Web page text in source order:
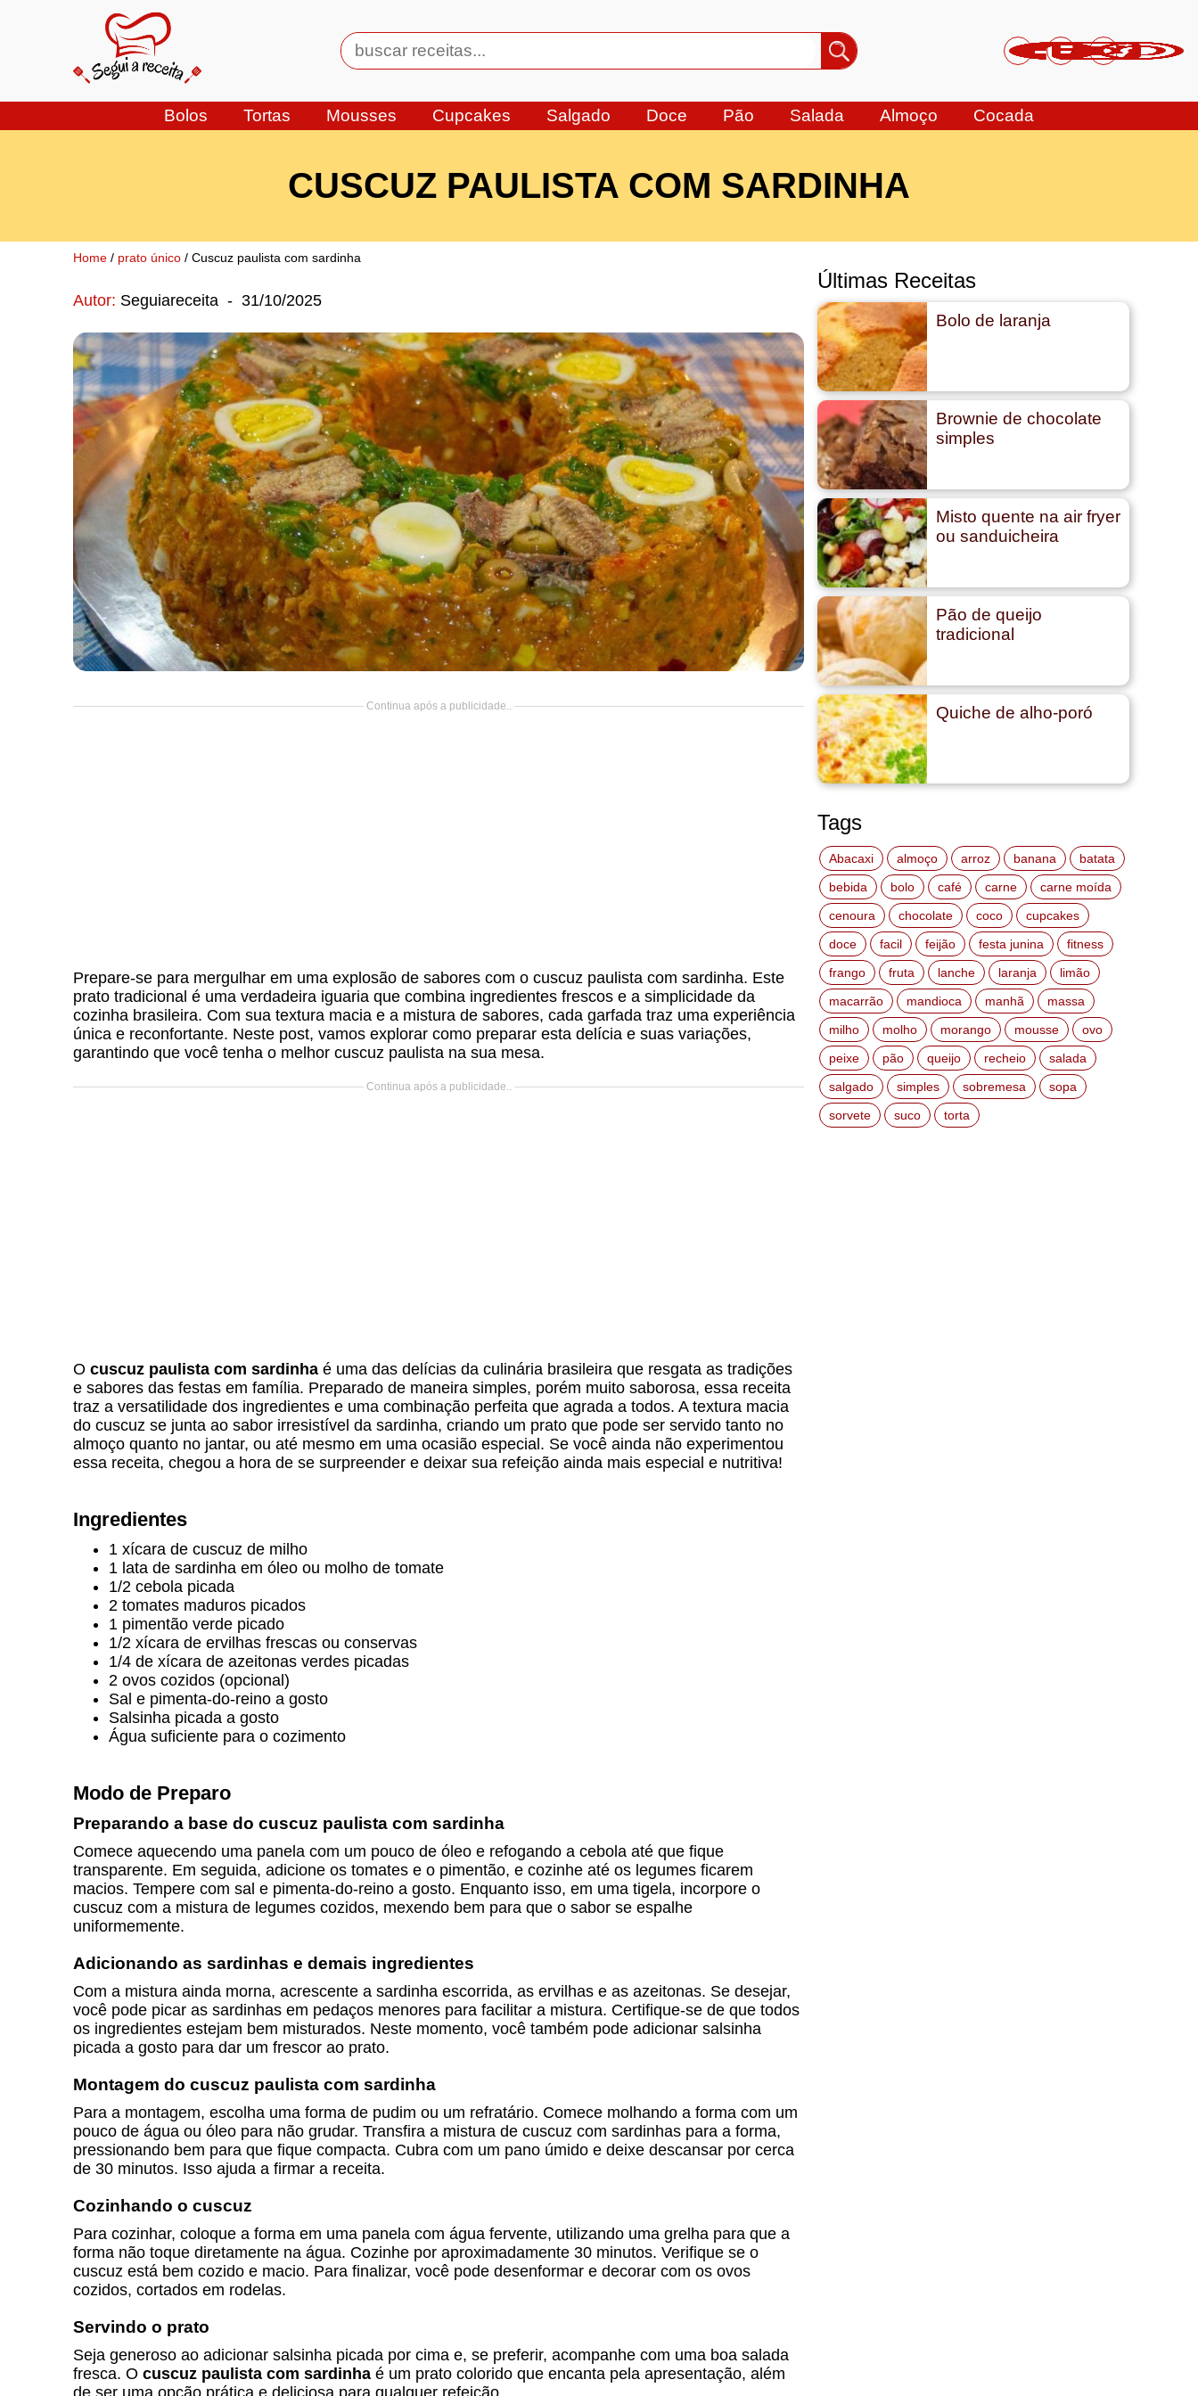
Bolos Tortas Mousses Cupcakes Salgado Doce Pão Salada Almoço Cocada
CUSCUZ PAULISTA COM SARDINHA
Home / prato único / Cuscuz paulista com sardinha
Autor: Seguiareceita - 31/10/2025
Continua após a publicidade..
Prepare-se para mergulhar em uma explosão de sabores com o cuscuz paulista com sardinha. Este
prato tradicional é uma verdadeira iguaria que combina ingredientes frescos e a simplicidade da
cozinha brasileira. Com sua textura macia e a mistura de sabores, cada garfada traz uma experiência
única e reconfortante. Neste post, vamos explorar como preparar esta delícia e suas variações,
garantindo que você tenha o melhor cuscuz paulista na sua mesa.
Continua após a publicidade..
O cuscuz paulista com sardinha é uma das delícias da culinária brasileira que resgata as tradições
e sabores das festas em família. Preparado de maneira simples, porém muito saborosa, essa receita
traz a versatilidade dos ingredientes e uma combinação perfeita que agrada a todos. A textura macia
do cuscuz se junta ao sabor irresistível da sardinha, criando um prato que pode ser servido tanto no
almoço quanto no jantar, ou até mesmo em uma ocasião especial. Se você ainda não experimentou
essa receita, chegou a hora de se surpreender e deixar sua refeição ainda mais especial e nutritiva!
Ingredientes
1 xícara de cuscuz de milho
1 lata de sardinha em óleo ou molho de tomate
1/2 cebola picada
2 tomates maduros picados
1 pimentão verde picado
1/2 xícara de ervilhas frescas ou conservas
1/4 de xícara de azeitonas verdes picadas
2 ovos cozidos (opcional)
Sal e pimenta-do-reino a gosto
Salsinha picada a gosto
Água suficiente para o cozimento
Modo de Preparo
Preparando a base do cuscuz paulista com sardinha
Comece aquecendo uma panela com um pouco de óleo e refogando a cebola até que fique
transparente. Em seguida, adicione os tomates e o pimentão, e cozinhe até os legumes ficarem
macios. Tempere com sal e pimenta-do-reino a gosto. Enquanto isso, em uma tigela, incorpore o
cuscuz com a mistura de legumes cozidos, mexendo bem para que o sabor se espalhe
uniformemente.
Adicionando as sardinhas e demais ingredientes
Com a mistura ainda morna, acrescente a sardinha escorrida, as ervilhas e as azeitonas. Se desejar,
você pode picar as sardinhas em pedaços menores para facilitar a mistura. Certifique-se de que todos
os ingredientes estejam bem misturados. Neste momento, você também pode adicionar salsinha
picada a gosto para dar um frescor ao prato.
Montagem do cuscuz paulista com sardinha
Para a montagem, escolha uma forma de pudim ou um refratário. Comece molhando a forma com um
pouco de água ou óleo para não grudar. Transfira a mistura de cuscuz com sardinhas para a forma,
pressionando bem para que fique compacta. Cubra com um pano úmido e deixe descansar por cerca
de 30 minutos. Isso ajuda a firmar a receita.
Cozinhando o cuscuz
Para cozinhar, coloque a forma em uma panela com água fervente, utilizando uma grelha para que a
forma não toque diretamente na água. Cozinhe por aproximadamente 30 minutos. Verifique se o
cuscuz está bem cozido e macio. Para finalizar, você pode desenformar e decorar com os ovos
cozidos, cortados em rodelas.
Servindo o prato
Seja generoso ao adicionar salsinha picada por cima e, se preferir, acompanhe com uma boa salada
fresca. O cuscuz paulista com sardinha é um prato colorido que encanta pela apresentação, além
de ser uma opção prática e deliciosa para qualquer refeição.
Últimas Receitas
Bolo de laranja
Brownie de chocolate
simples
Misto quente na air fryer
ou sanduicheira
Pão de queijo
tradicional
Quiche de alho-poró
Tags
Abacaxi almoço arroz banana
batata
bebida
bolo café carne
carne moída
cenoura
chocolate coco
cupcakes
doce
facil feijão festa junina
fitness
frango
fruta lanche laranja
limão
macarrão
mandioca manhã
massa
milho
molho morango mousse
ovo
peixe
pão queijo recheio
salada
salgado
simples sobremesa
sopa
sorvete
suco torta